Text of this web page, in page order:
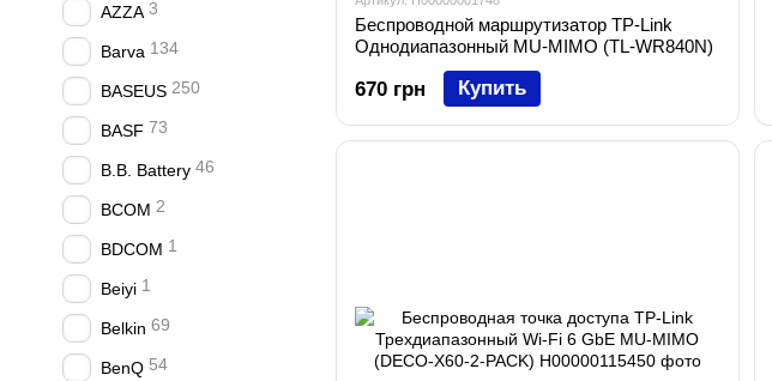
Беспроводной маршрутизатор TP-Link
Однодиапазонный MU-MIMO (TL-WR840N)
670 грн Купить
AZZA 3
Barva 134
BASEUS 250
BASF 73
B.B. Battery 46
BCOM 2
BDCOM 1
Beiyi 1
Belkin 69
BenQ 54